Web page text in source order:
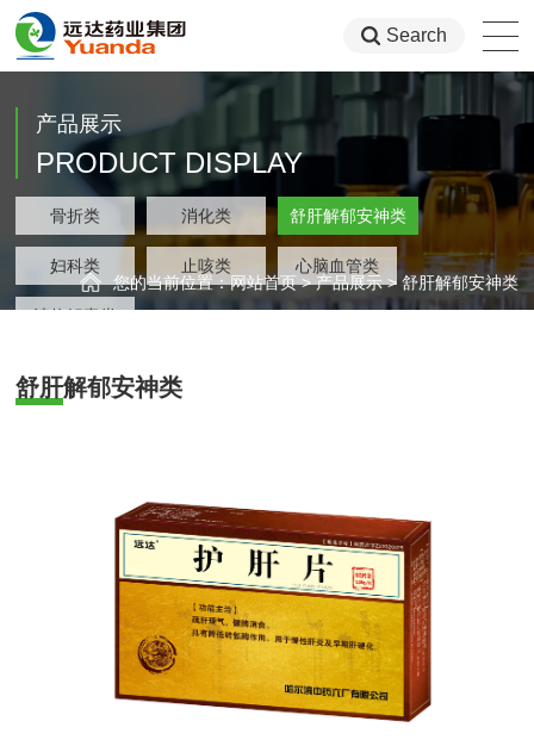
Search
产品展示
PRODUCT DISPLAY
骨折类 消化类 舒肝解郁安神类
妇科类 止咳类 心脑血管类
清热解毒类
您的当前位置：网站首页>产品展示> 舒肝解郁安神类
舒肝解郁安神类